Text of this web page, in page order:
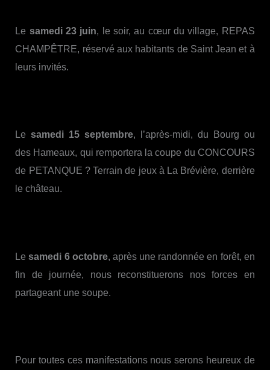
Le samedi 23 juin, le soir, au cœur du village, REPAS
CHAMPÊTRE, réservé aux habitants de Saint Jean et à
leurs invités.
Lesamedi 15 septembre, l’après-midi, du Bourg ou
des Hameaux, qui remportera la coupe du CONCOURS
de PETANQUE ? Terrain de jeux à La Brévière, derrière
le château.
Lesamedi 6 octobre, après une randonnée en forêt, en
fin de journée, nous reconstituerons nos forces en
partageant une soupe.
Pour toutes ces manifestations nous serons heureux de